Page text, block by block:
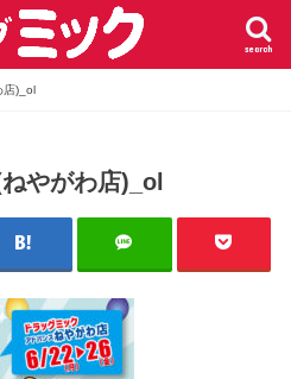
search
店)_ol
やがわ店)_ol